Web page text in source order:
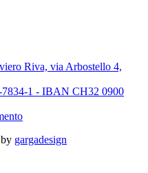
Riva, via Arbostello 4,
7834-1 - IBAN CH32 0900
gargadesign